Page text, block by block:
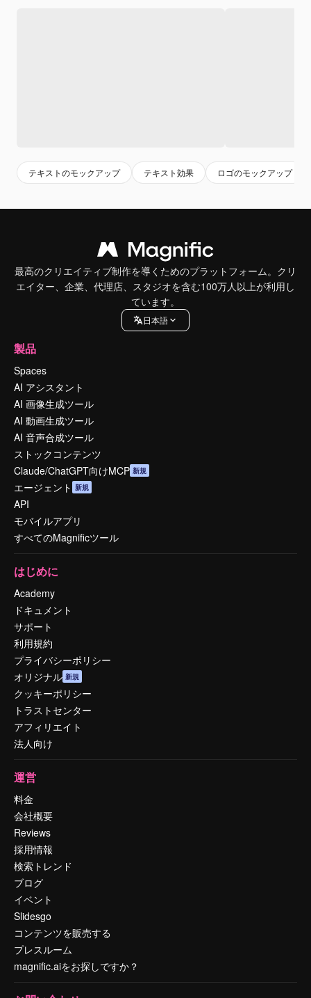
テキストのモックアップ テキスト効果 ロゴのモックアップ
最高のクリエイティブ制作を導くためのプラットフォーム。クリ
エイター、企業、代理店、スタジオを含む100万人以上が利用し
ています。
日本語
製品
Spaces
AI アシスタント
AI 画像生成ツール
AI 動画生成ツール
AI 音声合成ツール
ストックコンテンツ
Claude/ChatGPT向けMCP 新規
エージェント 新規
API
モバイルアプリ
すべてのMagnificツール
はじめに
Academy
ドキュメント
サポート
利用規約
プライバシーポリシー
オリジナル 新規
クッキーポリシー
トラストセンター
アフィリエイト
法人向け
運営
料金
会社概要
Reviews
採用情報
検索トレンド
ブログ
イベント
Slidesgo
コンテンツを販売する
プレスルーム
magnific.aiをお探しですか？